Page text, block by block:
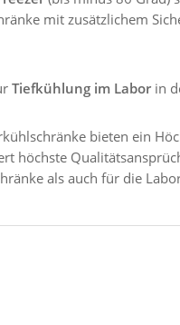
mit zusätzlichem
Tiefkühlung im Laborin
bieten ein
höchste
als auch für die